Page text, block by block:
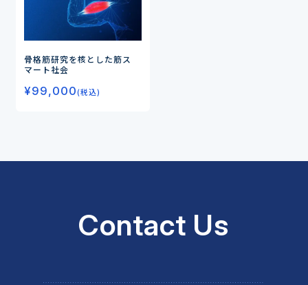
骨格筋研究を核とした筋ス
マート社会
¥99,000(税込)
Contact Us